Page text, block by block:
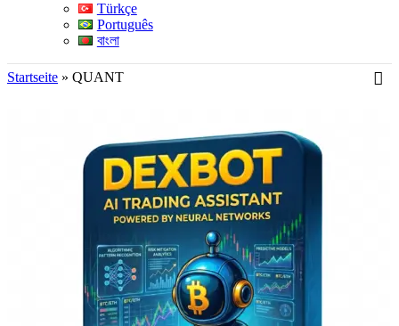
Türkçe
Português
বাংলা
Startseite » QUANT